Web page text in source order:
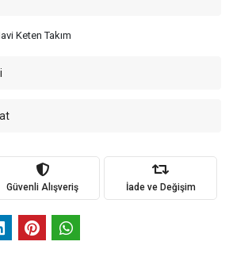
Keten Takım
Güvenli Alışveriş İade ve Değişim